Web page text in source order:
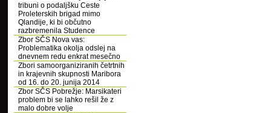
tribuni o podaljšku Ceste
Proleterskih brigad mimo
Qlandije, ki bi občutno
razbremenila Studence
Zbor SČS Nova vas:
Problematika okolja odslej na
dnevnem redu enkrat mesečno
Zbori samoorganiziranih četrtnih
in krajevnih skupnosti Maribora
od 16. do 20. junija 2014
Zbor SČS Pobrežje: Marsikateri
problem bi se lahko rešil že z
malo dobre volje